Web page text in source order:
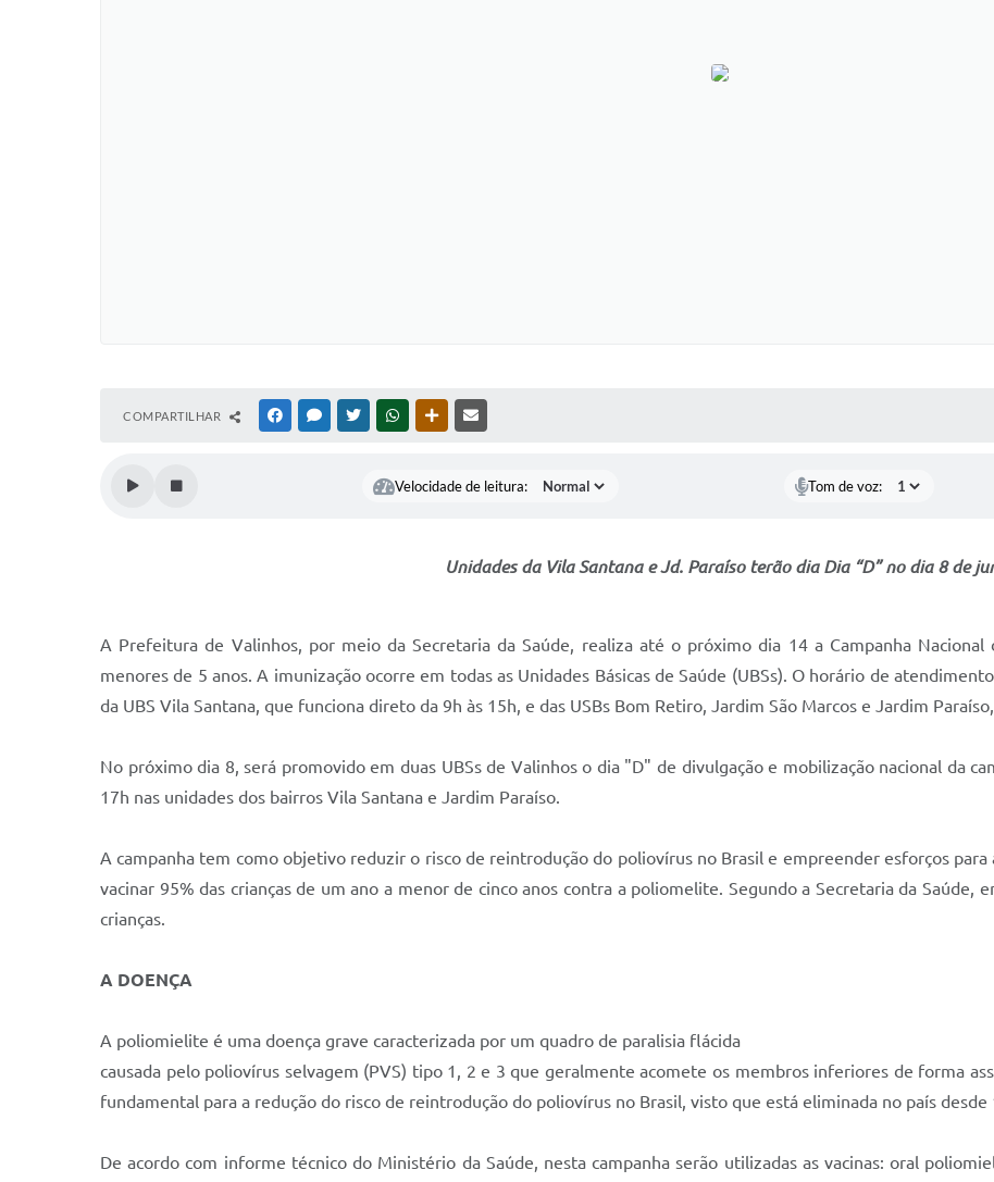
COMPARTILHAR FACEBOOKMESSENGER
TWITTERWHATSAPPOUTRAS MÍDIAS
Velocidade de leitura: Tom de voz:
Unidades da Vila Santana e Jd. Paraíso terão dia Dia “D” no dia 8 de
A Prefeitura de Valinhos, por meio da Secretaria da Saúde, realiza até o próximo dia 14 a Campanha Nacional
menores de 5 anos. A imunização ocorre em todas as Unidades Básicas de Saúde (UBSs). O horário de
da UBS Vila Santana, que funciona direto da 9h às 15h, e das USBs Bom Retiro, Jardim São Marcos e Jardim
No próximo dia 8, será promovido em duas UBSs de Valinhos o dia "D" de divulgação e mobilização nacional da
17h nas unidades dos bairros Vila Santana e Jardim Paraíso.
A campanha tem como objetivo reduzir o risco de reintrodução do poliovírus no Brasil e empreender esforços
vacinar 95% das crianças de um ano a menor de cinco anos contra a poliomelite. Segundo a Secretaria da Saúde,
crianças.
A DOENÇA
A poliomielite é uma doença grave caracterizada por um quadro de paralisia flácida
causada pelo poliovírus selvagem (PVS) tipo 1, 2 e 3 que geralmente acomete os membros inferiores de forma
fundamental para a redução do risco de reintrodução do poliovírus no Brasil, visto que está eliminada no país desde
De acordo com informe técnico do Ministério da Saúde, nesta campanha serão utilizadas as vacinas: oral